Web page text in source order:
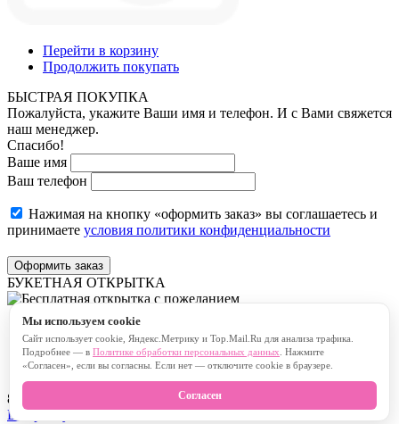
Перейти в корзину
Продолжить покупать
БЫСТРАЯ ПОКУПКА
Пожалуйста, укажите Ваши имя и телефон. И с Вами свяжется
наш менеджер.
Спасибо!
Ваше имя
Ваш телефон
Нажимая на кнопку «оформить заказ» вы соглашаетесь и
принимаете условия политики конфиденциальности
Оформить заказ
БУКЕТНАЯ ОТКРЫТКА
Бесплатная открытка с пожеланием
Платная открытка с пожеланием
80
В корзину
Мы используем cookie
Сайт использует cookie, Яндекс.Метрику и Top.Mail.Ru для анализа трафика.
Подробнее — в Политике обработки персональных данных . Нажмите
«Согласен», если вы согласны. Если нет — отключите cookie в браузере.
Согласен